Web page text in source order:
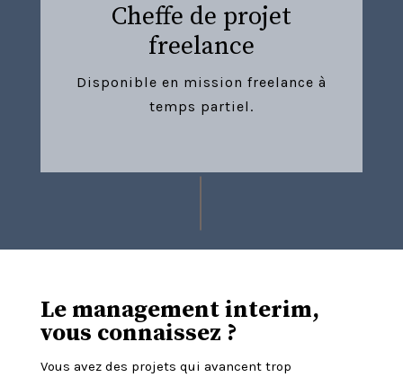
Cheffe de projet
freelance
Disponible en mission freelance à
temps partiel.
Le management interim,
vous connaissez ?
Vous avez des projets qui avancent trop